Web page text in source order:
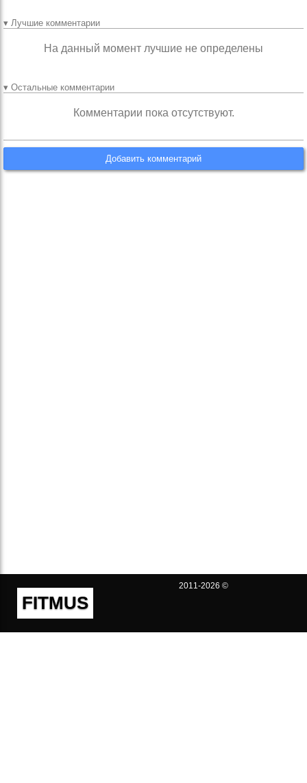
▾ Лучшие комментарии
На данный момент лучшие не определены
▾ Остальные комментарии
Комментарии пока отсутствуют.
Добавить комментарий
FITMUS
2011-2026 ©